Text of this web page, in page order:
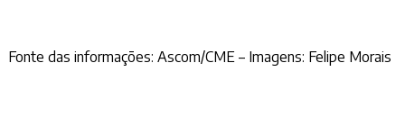
Fonte das informações: Ascom/CME – Imagens: Felipe Morais